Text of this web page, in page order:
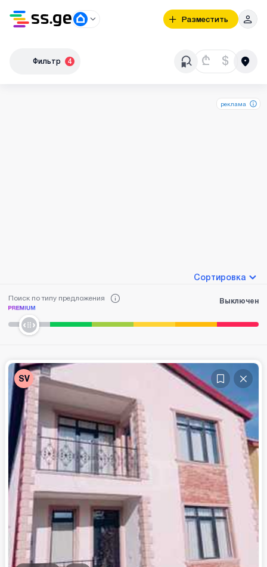
Разместить
Фильтр 4 ₾ $
реклама
Сортировка
Поиск по типу предложения Выключен
SV